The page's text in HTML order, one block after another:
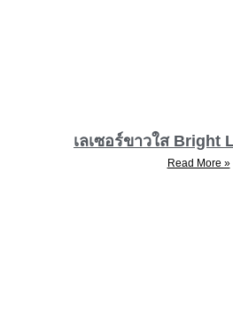
เลเซอร์ขาวใส Bright
Read More »